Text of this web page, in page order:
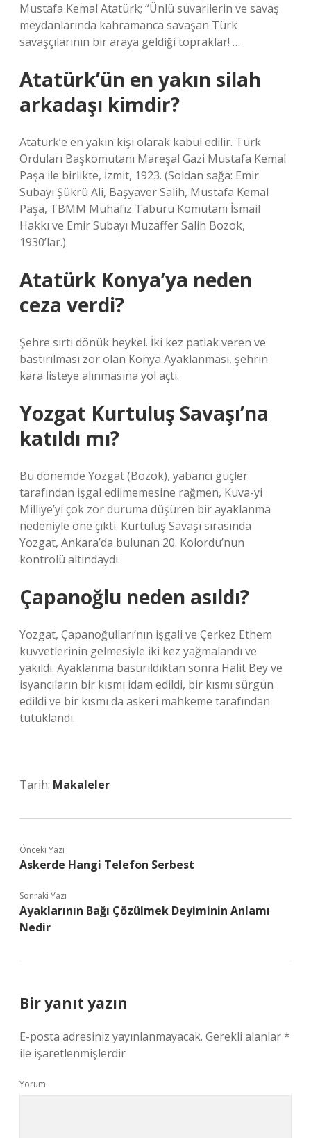
Mustafa Kemal Atatürk; “Ünlü süvarilerin ve savaş
meydanlarında kahramanca savaşan Türk
savaşçılarının bir araya geldiği topraklar! …
Atatürk’ün en yakın silah
arkadaşı kimdir?
Atatürk’e en yakın kişi olarak kabul edilir. Türk
Orduları Başkomutanı Mareşal Gazi Mustafa Kemal
Paşa ile birlikte, İzmit, 1923. (Soldan sağa: Emir
Subayı Şükrü Ali, Başyaver Salih, Mustafa Kemal
Paşa, TBMM Muhafız Taburu Komutanı İsmail
Hakkı ve Emir Subayı Muzaffer Salih Bozok,
1930’lar.)
Atatürk Konya’ya neden
ceza verdi?
Şehre sırtı dönük heykel. İki kez patlak veren ve
bastırılması zor olan Konya Ayaklanması, şehrin
kara listeye alınmasına yol açtı.
Yozgat Kurtuluş Savaşı’na
katıldı mı?
Bu dönemde Yozgat (Bozok), yabancı güçler
tarafından işgal edilmemesine rağmen, Kuva-yi
Milliye’yi çok zor duruma düşüren bir ayaklanma
nedeniyle öne çıktı. Kurtuluş Savaşı sırasında
Yozgat, Ankara’da bulunan 20. Kolordu’nun
kontrolü altındaydı.
Çapanoğlu neden asıldı?
Yozgat, Çapanoğulları’nın işgali ve Çerkez Ethem
kuvvetlerinin gelmesiyle iki kez yağmalandı ve
yakıldı. Ayaklanma bastırıldıktan sonra Halit Bey ve
isyancıların bir kısmı idam edildi, bir kısmı sürgün
edildi ve bir kısmı da askeri mahkeme tarafından
tutuklandı.
Tarih: Makaleler
Önceki Yazı
Askerde Hangi Telefon Serbest
Sonraki Yazı
Ayaklarının Bağı Çözülmek Deyiminin Anlamı
Nedir
Bir yanıt yazın
E-posta adresiniz yayınlanmayacak. Gerekli alanlar*
ile işaretlenmişlerdir
Yorum